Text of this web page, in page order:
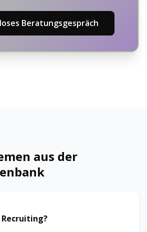
Beratungsgespräch
aus der
Recruiting?